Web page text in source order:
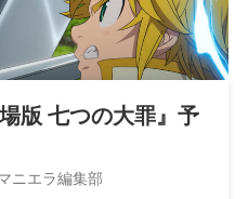
版 七つの大罪』予
ニエラ編集部